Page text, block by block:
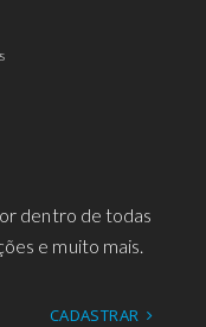
dentro de todas
e muito mais.
CADASTRAR